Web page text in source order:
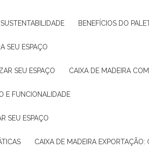
BENEFÍCIOS DO
SEU ESPAÇO
SEU ESPAÇO CAIXA DE MADEIRA
E FUNCIONALIDADE
SEU ESPAÇO
CAIXA DE MADEIRA